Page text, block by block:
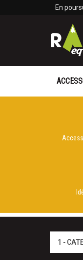
En
Panneau de gestion des